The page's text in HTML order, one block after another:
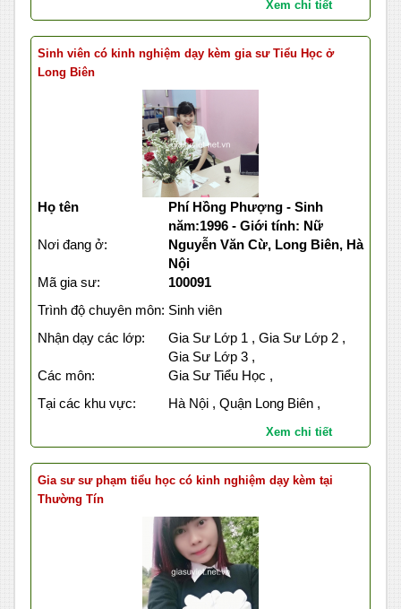
Xem chi tiết
Sinh viên có kinh nghiệm dạy kèm gia sư Tiểu Học ở
Long Biên
Họ tên
Phí Hồng Phượng - Sinh
năm:1996 - Giới tính: Nữ
Nơi đang ở:
Nguyễn Văn Cừ, Long Biên, Hà
Nội
Mã gia sư:
100091
Trình độ chuyên môn: Sinh viên
Nhận dạy các lớp:
Gia Sư Lớp 1 , Gia Sư Lớp 2 ,
Gia Sư Lớp 3 ,
Các môn:
Gia Sư Tiểu Học ,
Tại các khu vực:
Hà Nội , Quận Long Biên ,
Xem chi tiết
Gia sư sư phạm tiểu học có kinh nghiệm dạy kèm tại
Thường Tín